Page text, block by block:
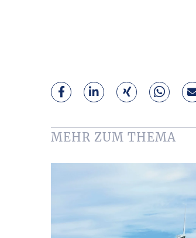
MEHR ZUM THEMA